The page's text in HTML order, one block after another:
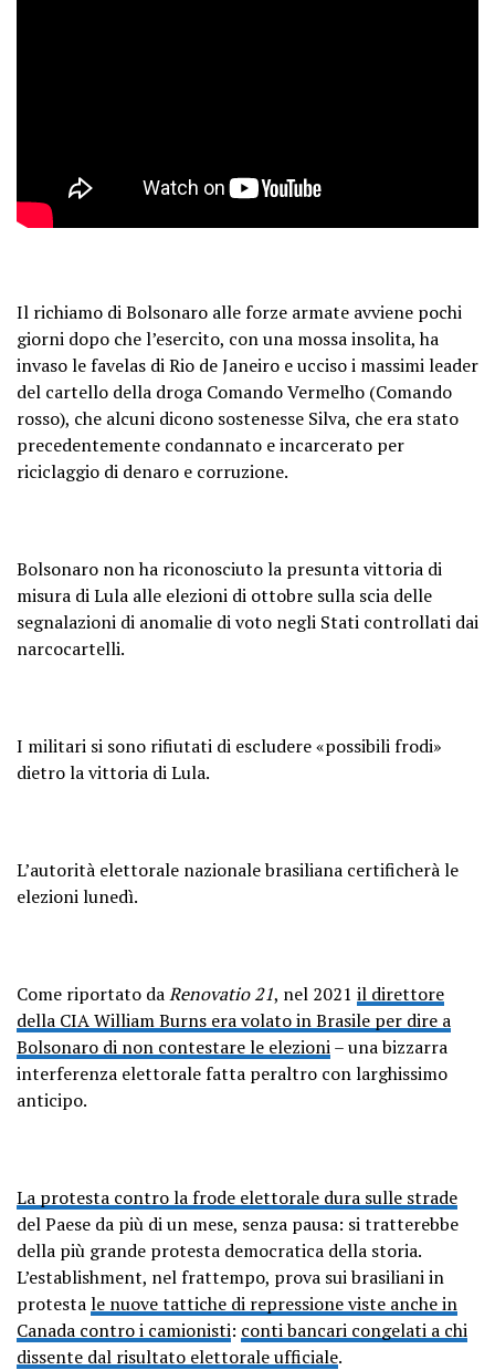
Il richiamo di Bolsonaro alle forze armate avviene pochi
giorni dopo che l’esercito, con una mossa insolita, ha
invaso le favelas di Rio de Janeiro e ucciso i massimi leader
del cartello della droga Comando Vermelho (Comando
rosso), che alcuni dicono sostenesse Silva, che era stato
precedentemente condannato e incarcerato per
riciclaggio di denaro e corruzione.
Bolsonaro non ha riconosciuto la presunta vittoria di
misura di Lula alle elezioni di ottobre sulla scia delle
segnalazioni di anomalie di voto negli Stati controllati dai
narcocartelli.
I militari si sono rifiutati di escludere «possibili frodi»
dietro la vittoria di Lula.
L’autorità elettorale nazionale brasiliana certificherà le
elezioni lunedì.
Come riportato daRenovatio 21, nel 2021 il direttore
della CIA William Burns era volato in Brasile per dire a
Bolsonaro di non contestare le elezioni– una bizzarra
interferenza elettorale fatta peraltro con larghissimo
anticipo.
La protesta contro la frode elettorale dura sulle strade
del Paese da più di un mese, senza pausa: si tratterebbe
della più grande protesta democratica della storia.
L’establishment, nel frattempo, prova sui brasiliani in
protestale nuove tattiche di repressione viste anche in
Canada contro i camionisti: conti bancari congelati a chi
dissente dal risultato elettorale ufficiale.